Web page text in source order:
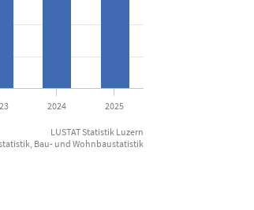
2024 2025
LUSTAT Statistik Luzern
Bau- und Wohnbaustatistik